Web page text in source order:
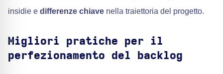
insidie e differenze chiave nella traiettoria del progetto.
Migliori pratiche per il
perfezionamento del backlog